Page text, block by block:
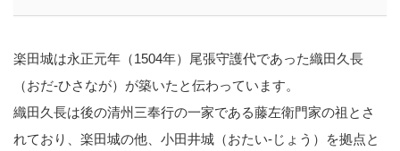
楽田城は永正元年（1504年）尾張守護代であった織田久長
（おだ-ひさなが）が築いたと伝わっています。
織田久長は後の清州三奉行の一家である藤左衛門家の祖とさ
れており、楽田城の他、小田井城（おたい-じょう）を拠点と